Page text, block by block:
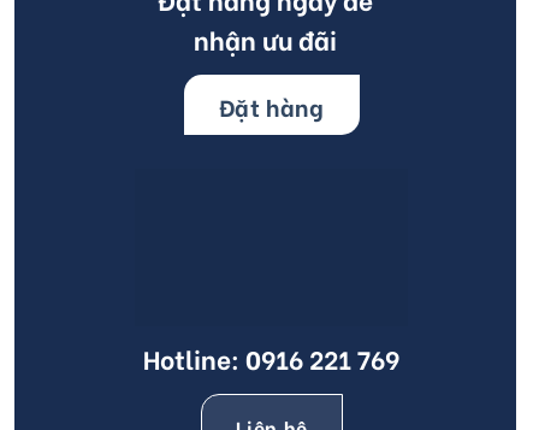
nhận ưu đãi
Đặt hàng
Hotline: 0916 221 769